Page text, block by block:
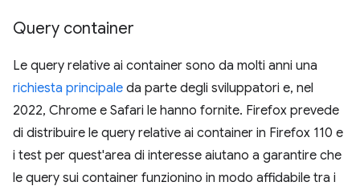
Query container
Le query relative ai container sono da molti anni una
richiesta principale da parte degli sviluppatori e, nel
2022, Chrome e Safari le hanno fornite. Firefox prevede
di distribuire le query relative ai container in Firefox 110 e
i test per quest'area di interesse aiutano a garantire che
le query sui container funzionino in modo affidabile tra i